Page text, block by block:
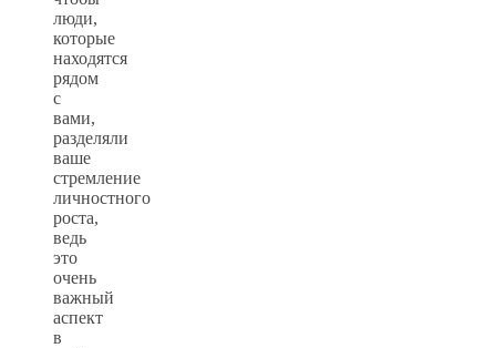
люди,
которые
находятся
рядом
с
вами,
разделяли
ваше
стремление
личностного
роста,
ведь
это
очень
важный
аспект
в